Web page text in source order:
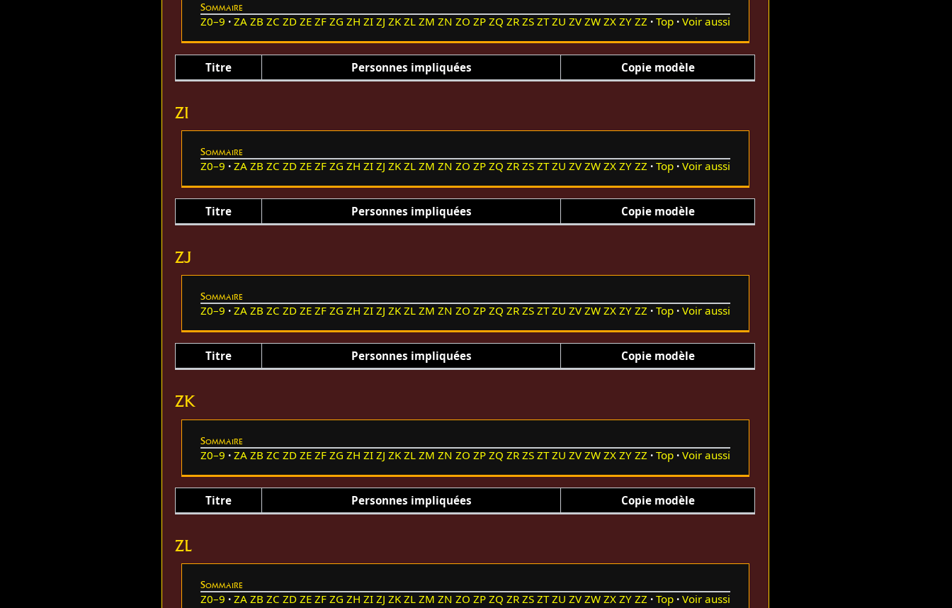
Sommaire
Z0–9 ZA ZB ZC ZD ZE ZF ZG ZH ZI ZJ ZK ZL ZM ZN ZO ZP ZQ ZR ZS ZT ZU ZV ZW ZX ZY ZZ Top Voir aussi
Titre Personnes impliquées Copie modèle
ZI
Sommaire
Z0–9 ZA ZB ZC ZD ZE ZF ZG ZH ZI ZJ ZK ZL ZM ZN ZO ZP ZQ ZR ZS ZT ZU ZV ZW ZX ZY ZZ Top Voir aussi
Titre Personnes impliquées Copie modèle
ZJ
Sommaire
Z0–9 ZA ZB ZC ZD ZE ZF ZG ZH ZI ZJ ZK ZL ZM ZN ZO ZP ZQ ZR ZS ZT ZU ZV ZW ZX ZY ZZ Top Voir aussi
Titre Personnes impliquées Copie modèle
ZK
Sommaire
Z0–9 ZA ZB ZC ZD ZE ZF ZG ZH ZI ZJ ZK ZL ZM ZN ZO ZP ZQ ZR ZS ZT ZU ZV ZW ZX ZY ZZ Top Voir aussi
Titre Personnes impliquées Copie modèle
ZL
Sommaire
Z0–9 ZA ZB ZC ZD ZE ZF ZG ZH ZI ZJ ZK ZL ZM ZN ZO ZP ZQ ZR ZS ZT ZU ZV ZW ZX ZY ZZ Top Voir aussi